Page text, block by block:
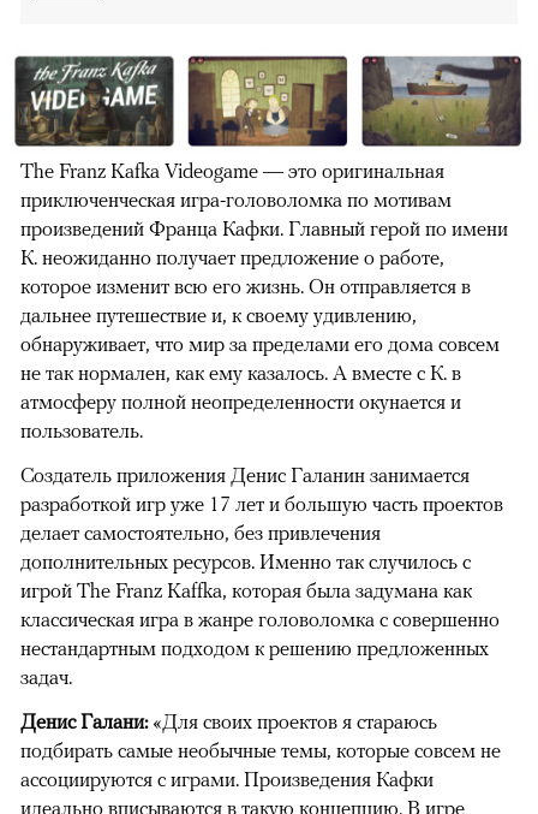
The Franz Kafka Videogame — это оригинальная
приключенческая игра-головоломка по мотивам
произведений Франца Кафки. Главный герой по имени
К. неожиданно получает предложение о работе,
которое изменит всю его жизнь. Он отправляется в
дальнее путешествие и, к своему удивлению,
обнаруживает, что мир за пределами его дома совсем
не так нормален, как ему казалось. А вместе с К. в
атмосферу полной неопределенности окунается и
пользователь.
Создатель приложения Денис Галанин занимается
разработкой игр уже 17 лет и большую часть проектов
делает самостоятельно, без привлечения
дополнительных ресурсов. Именно так случилось с
игрой The Franz Kaffka, которая была задумана как
классическая игра в жанре головоломка с совершенно
нестандартным подходом к решению предложенных
задач.
Денис Галани: «Для своих проектов я стараюсь
подбирать самые необычные темы, которые совсем не
ассоциируются с играми. Произведения Кафки
идеально вписываются в такую концепцию. В игре